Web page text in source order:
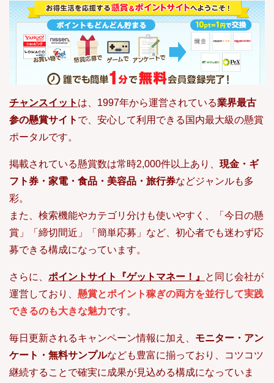
チャンスイット は、1997年から運営されている業界最古
参の懸賞サイト で、安心して利用できる国内最大級の懸賞
ポータルです。
掲載されている懸賞数は常時2,000件以上あり、 現金・ギ
フト券・家電・食品・美容品・旅行券などジャンルも多
彩。
また、検索機能やカテゴリ分けも使いやすく、「今日の懸
賞」「締切間近」「簡単応募」など、初心者でも迷わず応
募できる構成になっています。
さらに、 ポイントサイト『ゲットマネー！』
と同じ会社が
運営しており、 懸賞とポイント稼ぎの両方を並行して実践
できるのも大きな魅力です。
毎日更新されるキャンペーン情報に加え、 モニター・アン
ケート・無料サンプルなども豊富に揃っており、コツコツ
継続することで確実に成果が見込める構成になっていま